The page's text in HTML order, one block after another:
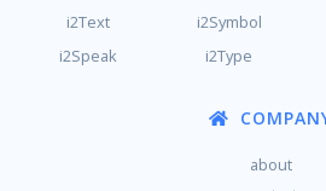
i2Text
i2Symbol
i2Speak
i2Type
about